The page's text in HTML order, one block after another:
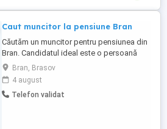
Caut muncitor la pensiune Bran
Căutăm un muncitor pentru pensiunea din
Bran. Candidatul ideal este o persoană
responsabilă, harnică și cu spirit de
echipă. Responsabilități: * Întreținerea
curățeniei în spațiile pensiunii (camere,
holuri, spații comune). * Asigurarea
Bran, Brasov
4 august
Telefon validat